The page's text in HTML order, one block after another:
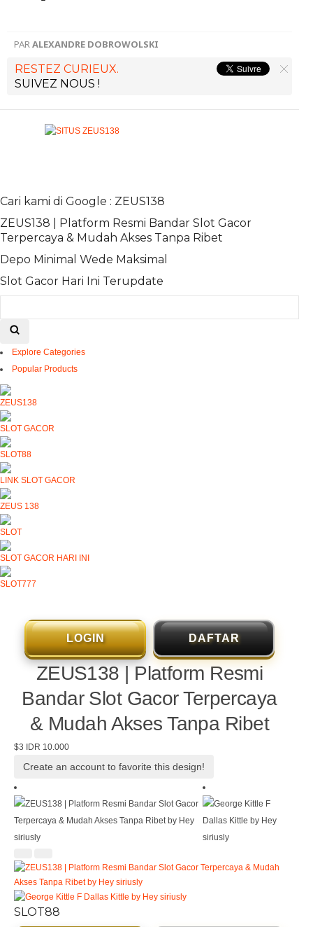
PARALEXANDRE DOBROWOLSKI
RESTEZ CURIEUX.
SUIVEZ NOUS !
Cari kami di Google : ZEUS138
ZEUS138 | Platform Resmi Bandar Slot Gacor
Terpercaya & Mudah Akses Tanpa Ribet
Depo Minimal Wede Maksimal
Slot Gacor Hari Ini Terupdate
Explore Categories
Popular Products
ZEUS138
SLOT GACOR
SLOT88
LINK SLOT GACOR
ZEUS 138
SLOT
SLOT GACOR HARI INI
SLOT777
LOGIN DAFTAR
ZEUS138 | Platform Resmi
Bandar Slot Gacor Terpercaya
& Mudah Akses Tanpa Ribet
$3 IDR 10.000
Create an account to favorite this design!
SLOT88